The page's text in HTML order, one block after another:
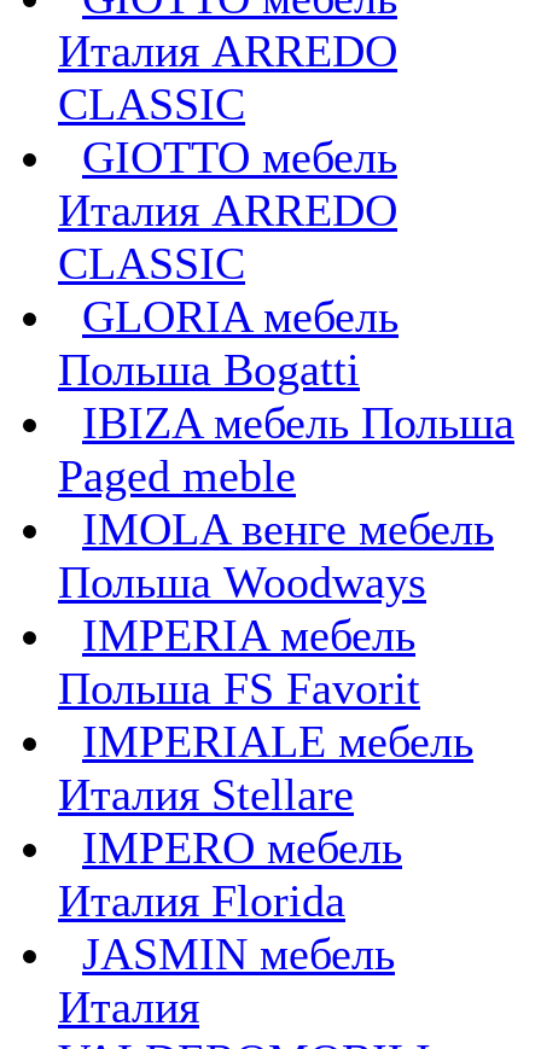
Италия ARREDO
CLASSIC
GIOTTO мебель
Италия ARREDO
CLASSIC
GLORIA мебель
Польша Bogatti
IBIZA мебель Польша
Paged meble
IMOLA венге мебель
Польша Woodways
IMPERIA мебель
Польша FS Favorit
IMPERIALE мебель
Италия Stellare
IMPERO мебель
Италия Florida
JASMIN мебель
Италия